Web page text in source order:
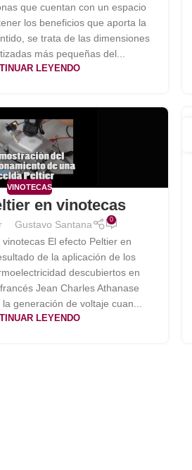
que cuentan con un espacio
los beneficios que aporta la
se trata de las dimensiones
más pequeñas del...
LEYENDO
VINOTECAS
en vinotecas
Gustavo Santana 0
El efecto Peltier en
de la aplicación de los
descubiertos en
Jean Charles Athanase
generación de voltaje cuan...
LEYENDO